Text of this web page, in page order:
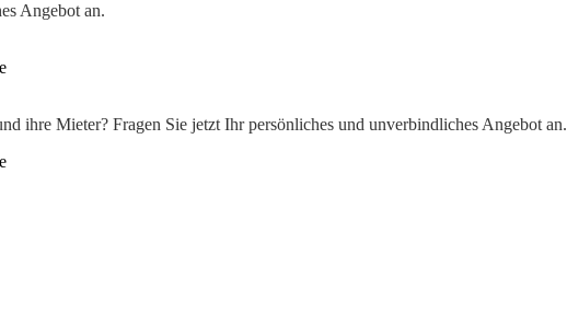
Angebot an.
ihre Mieter? Fragen Sie jetzt Ihr persönliches und unverbindliches Angebot an.